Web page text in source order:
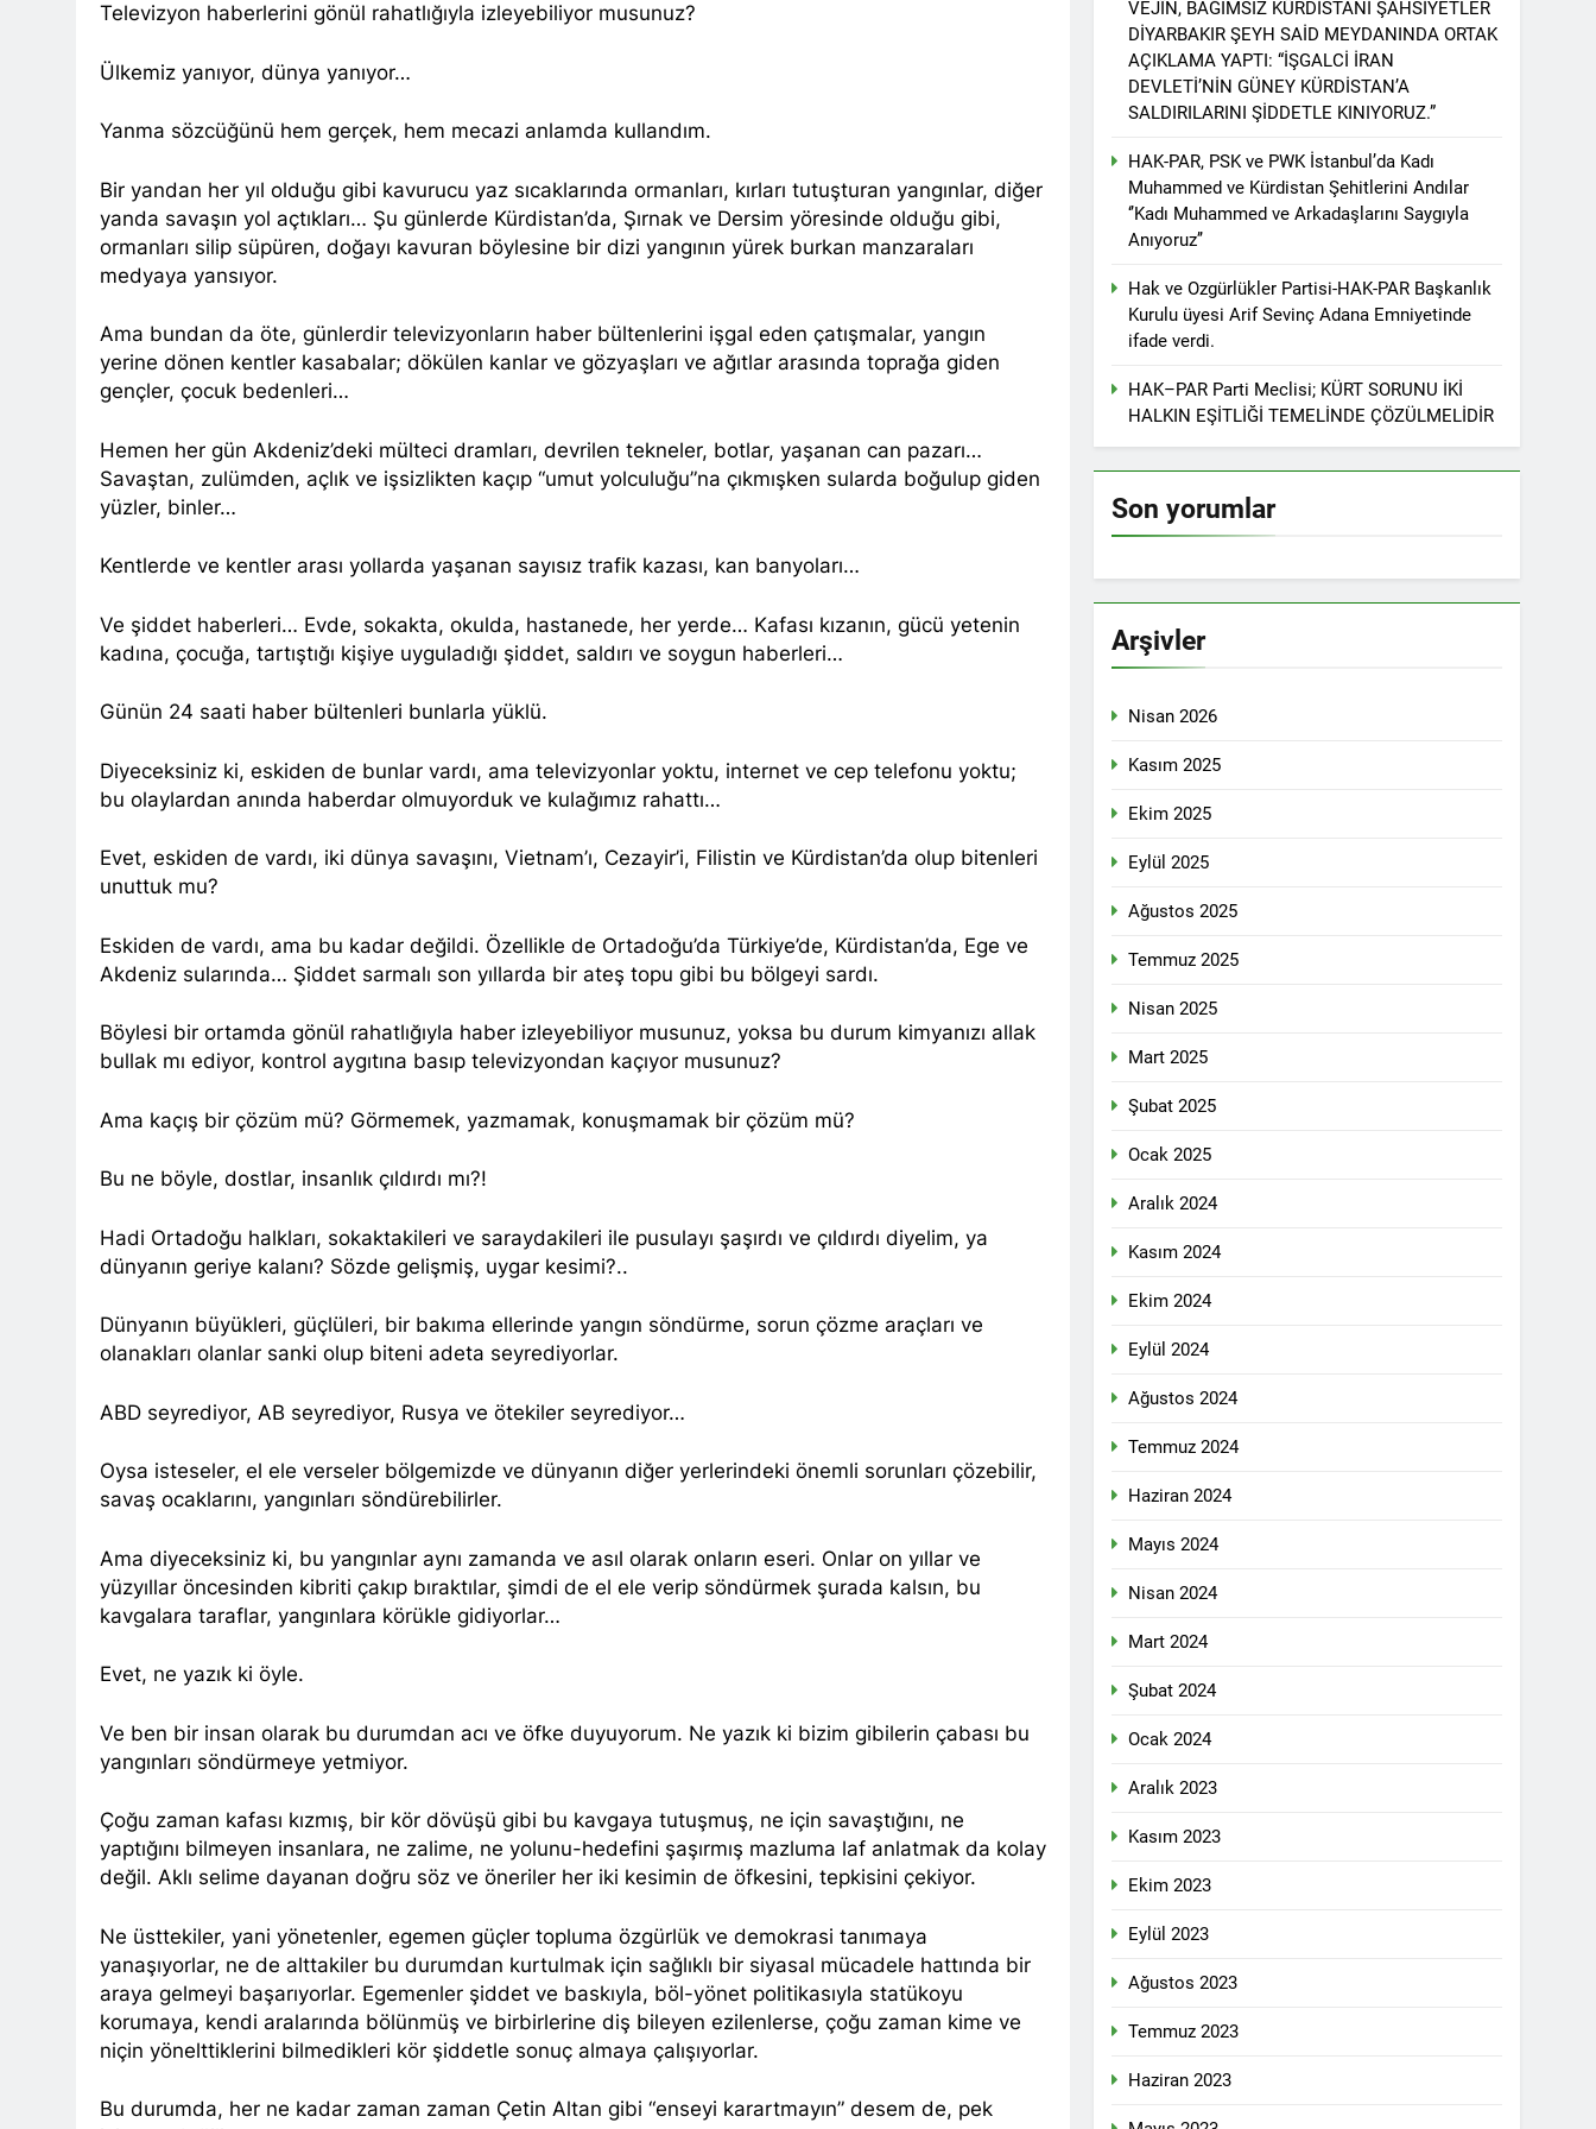
Barış ancak Kürt halkının meşru haklarının tanınması ile gerçekleşebilir. 1 EYLÜL DÜNYA BARIŞ GÜNÜ KUTLU OLSUN
Hak ve Özgürlükler Partisi-HAK-PAR Heyeti, Hewler’de KDP İran temsilciliğini ziyaret etti
HAK-PAR Heyeti Hewler’de ENKS ile görüştü
11 Ay Ago
HAK-PAR Heyeti Hewler’de KDP ALAKAD ile görüştü HAK-PAR Heyeti 25 ağustos 2025’te Hewler’de KDP ALAKAD ile
HAK-PAR Başkanlık Kurulu; ‘KÜRT HALKI HAK VE ÖZGÜRLÜK MÜCADELESİNDEN ASLA VAZ GEÇMEYECEKTİR.’
12 Ay Ago
Lozan Antlaşması üzerinden 102 yıl geçse de; Kürt milleti özgürlükten asla vaz geçmedi
MECLÎSA PARTİYA HAK-PARê: Têkçûna heyî têkçûna rê û polîtîkayên xelet in. Divê Kurd li dora polîtîkayên neteweyî
yên rast bibin yek.
YENİLEN YANLIŞ YOL VE YÖNTEMLERDİR. KÜRTLER DOĞRU, ULUSAL POLİTİKALAR ETRAFINDA KENETLENMELİ
1 Yıl Ago
HAK-PAR Genel Başkanı Düzgün Kaplan’ın Kurdistan partileri Hak ve Özgürlükler Partisi (HAK-PAR), Kürdistan Demokrat
Partisi – Türkiye (KDP-T), Kürdistan Sosyalist Partisi (PSK) ve Kürdistan Yurtseverler Partisi (PWK)’nin ortaklaşa Van da
düzenledikleri çalıştayda yaptığı konuşma:
1 Yıl Ago
1 Yıl Ago
1 Yıl Ago
HAK-PAR KADIN HEYETİ ALAKAD’I ZİYARET ETTİ.
HAK-PAR kadın komisyonu üyesi Berin Eren Kurdistan24 te Cemal Batun’un konuğu oldu.
HAK-PAR PM üyesi Siracettin Sarı; Almanya-Bottrop’da “Ortadoğu, Kürtler ve Yeni Dönem Stratejileri” üzerine bir
konferans verdi.
1 Yıl Ago
HAK-PAR pm üyesi Seracettin Sarı, 06.04.2025 tarihin de Almanya’nın Bottrop kendinden sonra, Hamburg kentinde de
1 Yıl Ago
HAK-PAR Genel başkanı Meclise davet edildi. HAK-PAR Mardin ili Kızıltepe ilçe kongresi yapıldı.
*Halkımızı kendi ulusal talepleri etrafında birleşmeye çağırıyoruz.* HAK-PAR Parti Meclisi 12 Nisan 2025 tarihinde Ankara
genel merkezde toplanarak gündemindeki konuları görüştü ve aşağıdaki açıklamayı kamuoyu ile paylaşmayı kararlaştırdı.
1 Yıl Ago
1 Yıl Ago
1 Yıl Ago
BAŞTA KÜRT HALKI OLMAK ÜZERE HERKESİN, MEŞRU HAKLARININ TESLİM EDİLDİĞİ ADİL BİR DÜZEN UMUDUMUZU
1 Yıl Ago
HAK-PAR, PDK-BAKUR, PSK, PWK, Diyarbakır e Mardin’de Halepçe Soykırımı’nı Andılar: Halepçe Soykırımının Yaraları,
Ulusal Birlik ve Kürdistan’ın Özgürlüğüyle Sarılabilir
Ahmed el Şara ve Mazlum Abdi’nin imzaladığı anlaşma, Kürtlerin kolektif haklarını içermiyor.
HAK-PAR Adana İl Kadın Komisyonu 8 Mart Dünya Kadınlar gününü kutladı
1 Yıl Ago
HAK-PAR Fransa Konferansı Başarıyla Sonuçlandı Düzgün KAPLAN; ‘PKK’ nin feshi en başta Kürt halkının yararına
olacaktır.’
1 Yıl Ago
BASINA VE KAMUOYUNA Eşitlik ve özgürlük mücadelesi veren tüm kadınları selamlıyoruz Bugün 8 Mart Dünya
1 Yıl Ago
HAK-PAR BAŞKANLIK KURULU; ‘Kürt meselesi PKK den ibaret değildir.’
1 Yıl Ago
*HAK-PAR Genel başkanı Düzgün KAPLAN,* *Erbil’de RUDAW’ın düzenlediği “Ortadoğu’nun Geleceğinde Belirsizlikler”
1 Yıl Ago
HAK-PAR Genel Başkanı Düzgün Kaplan “Hewler Ortadoğu’nun politik merkezine dönüşmektedir”
1 Yıl Ago
HAK-PAR, PSK VE PWK İZMİR’İN KONAK MEYDANINDA ORTAK BASIN AÇIKLAMASI YAPTI
1 Yıl Ago
Dünya Anadil Günü’nde HAK-PAR’ın eski genel başkanı sayın Kemal Burkay’dan konferans Dünya Anadil Günü’nü HAK-
PAR Ankara il örgütü Kemal Burkay’ın verdiği konferansı ile kutladı.
Televizyon haberlerini gönül rahatlığıyla izleyebiliyor musunuz?
Ülkemiz yanıyor, dünya yanıyor…
Yanma sözcüğünü hem gerçek, hem mecazi anlamda kullandım.
Bir yandan her yıl olduğu gibi kavurucu yaz sıcaklarında ormanları, kırları tutuşturan yangınlar, diğer
yanda savaşın yol açtıkları… Şu günlerde Kürdistan’da, Şırnak ve Dersim yöresinde olduğu gibi,
ormanları silip süpüren, doğayı kavuran böylesine bir dizi yangının yürek burkan manzaraları
medyaya yansıyor.
Ama bundan da öte, günlerdir televizyonların haber bültenlerini işgal eden çatışmalar, yangın
yerine dönen kentler kasabalar; dökülen kanlar ve gözyaşları ve ağıtlar arasında toprağa giden
gençler, çocuk bedenleri…
Hemen her gün Akdeniz’deki mülteci dramları, devrilen tekneler, botlar, yaşanan can pazarı…
Savaştan, zulümden, açlık ve işsizlikten kaçıp “umut yolculuğu”na çıkmışken sularda boğulup giden
yüzler, binler…
Kentlerde ve kentler arası yollarda yaşanan sayısız trafik kazası, kan banyoları…
Ve şiddet haberleri… Evde, sokakta, okulda, hastanede, her yerde… Kafası kızanın, gücü yetenin
kadına, çocuğa, tartıştığı kişiye uyguladığı şiddet, saldırı ve soygun haberleri…
Günün 24 saati haber bültenleri bunlarla yüklü.
Diyeceksiniz ki, eskiden de bunlar vardı, ama televizyonlar yoktu, internet ve cep telefonu yoktu;
bu olaylardan anında haberdar olmuyorduk ve kulağımız rahattı…
Evet, eskiden de vardı, iki dünya savaşını, Vietnam’ı, Cezayir’i, Filistin ve Kürdistan’da olup bitenleri
unuttuk mu?
Eskiden de vardı, ama bu kadar değildi. Özellikle de Ortadoğu’da Türkiye’de, Kürdistan’da, Ege ve
Akdeniz sularında… Şiddet sarmalı son yıllarda bir ateş topu gibi bu bölgeyi sardı.
Böylesi bir ortamda gönül rahatlığıyla haber izleyebiliyor musunuz, yoksa bu durum kimyanızı allak
bullak mı ediyor, kontrol aygıtına basıp televizyondan kaçıyor musunuz?
Ama kaçış bir çözüm mü? Görmemek, yazmamak, konuşmamak bir çözüm mü?
Bu ne böyle, dostlar, insanlık çıldırdı mı?!
Hadi Ortadoğu halkları, sokaktakileri ve saraydakileri ile pusulayı şaşırdı ve çıldırdı diyelim, ya
dünyanın geriye kalanı? Sözde gelişmiş, uygar kesimi?..
Dünyanın büyükleri, güçlüleri, bir bakıma ellerinde yangın söndürme, sorun çözme araçları ve
olanakları olanlar sanki olup biteni adeta seyrediyorlar.
ABD seyrediyor, AB seyrediyor, Rusya ve ötekiler seyrediyor…
Oysa isteseler, el ele verseler bölgemizde ve dünyanın diğer yerlerindeki önemli sorunları çözebilir,
savaş ocaklarını, yangınları söndürebilirler.
Ama diyeceksiniz ki, bu yangınlar aynı zamanda ve asıl olarak onların eseri. Onlar on yıllar ve
yüzyıllar öncesinden kibriti çakıp bıraktılar, şimdi de el ele verip söndürmek şurada kalsın, bu
kavgalara taraflar, yangınlara körükle gidiyorlar…
Evet, ne yazık ki öyle.
Ve ben bir insan olarak bu durumdan acı ve öfke duyuyorum. Ne yazık ki bizim gibilerin çabası bu
yangınları söndürmeye yetmiyor.
Çoğu zaman kafası kızmış, bir kör dövüşü gibi bu kavgaya tutuşmuş, ne için savaştığını, ne
yaptığını bilmeyen insanlara, ne zalime, ne yolunu-hedefini şaşırmış mazluma laf anlatmak da kolay
değil. Aklı selime dayanan doğru söz ve öneriler her iki kesimin de öfkesini, tepkisini çekiyor.
Ne üsttekiler, yani yönetenler, egemen güçler topluma özgürlük ve demokrasi tanımaya
yanaşıyorlar, ne de alttakiler bu durumdan kurtulmak için sağlıklı bir siyasal mücadele hattında bir
araya gelmeyi başarıyorlar. Egemenler şiddet ve baskıyla, böl-yönet politikasıyla statükoyu
korumaya, kendi aralarında bölünmüş ve birbirlerine diş bileyen ezilenlerse, çoğu zaman kime ve
niçin yönelttiklerini bilmedikleri kör şiddetle sonuç almaya çalışıyorlar.
Bu durumda, her ne kadar zaman zaman Çetin Altan gibi “enseyi karartmayın” desem de, pek
VEJÎN, BAĞIMSIZ KÜRDİSTANİ ŞAHSİYETLER
DİYARBAKIR ŞEYH SAİD MEYDANINDA ORTAK
AÇIKLAMA YAPTI: “İŞGALCİ İRAN
DEVLETİ’NİN GÜNEY KÜRDİSTAN’A
SALDIRILARINI ŞİDDETLE KINIYORUZ.”
HAK-PAR, PSK ve PWK İstanbul’da Kadı
Muhammed ve Kürdistan Şehitlerini Andılar
‘’Kadı Muhammed ve Arkadaşlarını Saygıyla
Anıyoruz’’
Hak ve Ozgürlükler Partisi-HAK-PAR Başkanlık
Kurulu üyesi Arif Sevinç Adana Emniyetinde
ifade verdi.
HAK–PAR Parti Meclisi; KÜRT SORUNU İKİ
HALKIN EŞİTLİĞİ TEMELİNDE ÇÖZÜLMELİDİR
Son yorumlar
Arşivler
Nisan 2026
Kasım 2025
Ekim 2025
Eylül 2025
Ağustos 2025
Temmuz 2025
Nisan 2025
Mart 2025
Şubat 2025
Ocak 2025
Aralık 2024
Kasım 2024
Ekim 2024
Eylül 2024
Ağustos 2024
Temmuz 2024
Haziran 2024
Mayıs 2024
Nisan 2024
Mart 2024
Şubat 2024
Ocak 2024
Aralık 2023
Kasım 2023
Ekim 2023
Eylül 2023
Ağustos 2023
Temmuz 2023
Haziran 2023